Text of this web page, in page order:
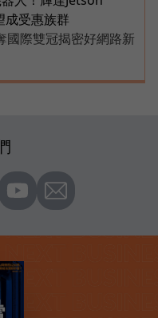
成受惠族群
國際雙冠揭密好網路新